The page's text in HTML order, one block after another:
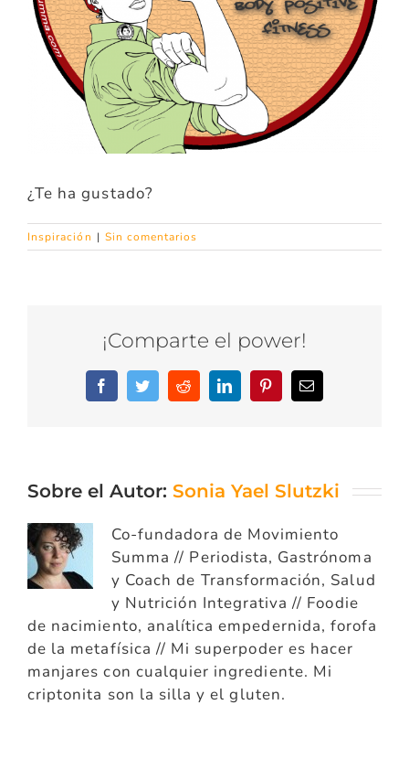
¿Te ha gustado?
Inspiración | Sin comentarios
¡Comparte el power!
FacebookTwitterRedditLinkedInPinterestCorreo
Sobre el Autor: Sonia Yael Slutzki
Co-fundadora de Movimiento
Summa // Periodista, Gastrónoma
y Coach de Transformación, Salud
y Nutrición Integrativa // Foodie
de nacimiento, analítica empedernida, forofa
de la metafísica // Mi superpoder es hacer
manjares con cualquier ingrediente. Mi
criptonita son la silla y el gluten.